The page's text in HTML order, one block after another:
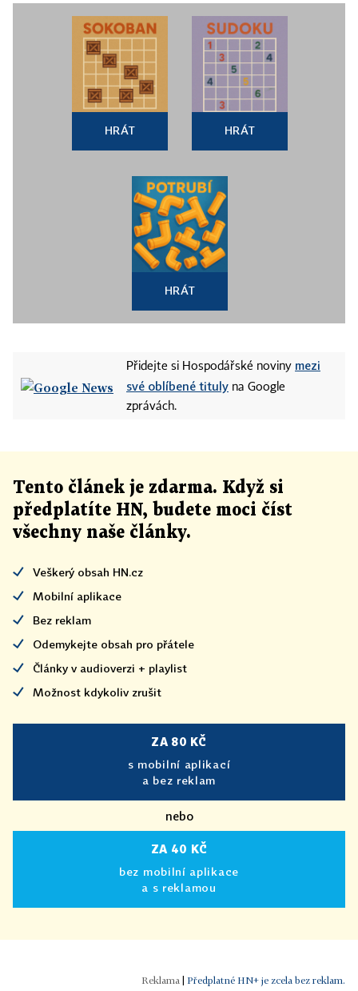
HRÁT HRÁT
HRÁT
Přidejte si Hospodářské noviny mezi
své oblíbené tituly na Google
zprávách.
Tento článek je zdarma. Když si
předplatíte HN, budete moci číst
všechny naše články.
Veškerý obsah HN.cz
Mobilní aplikace
Bez reklam
Odemykejte obsah pro přátele
Články v audioverzi + playlist
Možnost kdykoliv zrušit
ZA 80 KČ
s mobilní aplikací
a bez reklam
nebo
ZA 40 KČ
bez mobilní aplikace
a s reklamou
Předplatné HN+ je zcela bez reklam.